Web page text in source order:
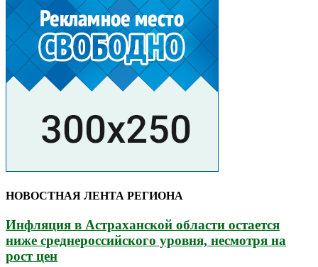
НОВОСТНАЯ ЛЕНТА РЕГИОНА
Инфляция в Астраханской области остается
ниже среднероссийского уровня, несмотря на
рост цен